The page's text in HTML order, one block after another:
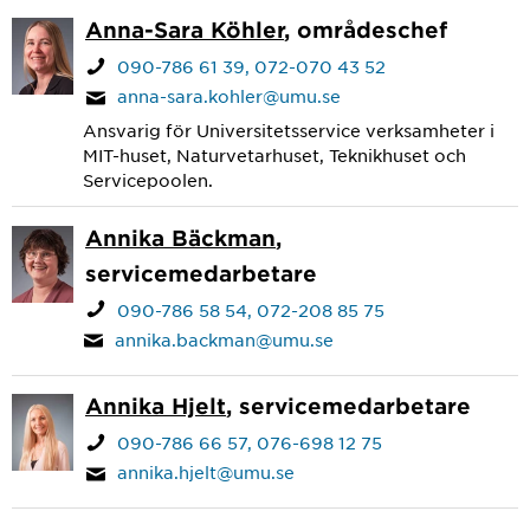
Anna-Sara Köhler, områdeschef
090-786 61 39 072-070 43 52
anna-sara.kohler@umu.se
Ansvarig för Universitetsservice verksamheter i
MIT-huset, Naturvetarhuset, Teknikhuset och
Servicepoolen.
Annika Bäckman,
servicemedarbetare
090-786 58 54 072-208 85 75
annika.backman@umu.se
Annika Hjelt, servicemedarbetare
090-786 66 57 076-698 12 75
annika.hjelt@umu.se